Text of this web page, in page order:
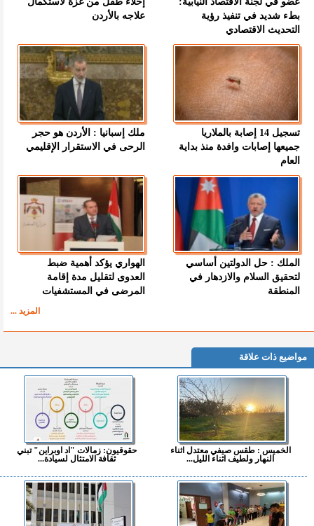
بطء شديد في تنفيذ رؤية
التحديث الاقتصادي
علاجه بالأردن
تسجيل 14 إصابة بالملاريا
جميعها إصابات وافدة منذ بداية
العام
ملك إسبانيا : الأردن هو حجر
الرحى في الاستقرار الإقليمي
الملك : حل الدولتين أساسي
لتحقيق السلام والازدهار في
المنطقة
الهواري يؤكد أهمية ضبط
العدوى لتقليل مدة إقامة
المرضى في المستشفيات
المزيد ...
مواضيع ذات علاقة
الخميس : طقس صيفي معتدل اثناء
النهار ولطيف اثناء الليل...
حقوقيون: زمالات "اد اوبراين" تبني
ثقافة الامتثال لسيادة...